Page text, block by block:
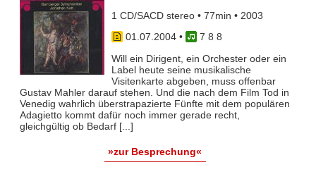
1 CD/SACD stereo • 77min • 2003
01.07.2004•
7 8 8
Will ein Dirigent, ein Orchester oder ein
Label heute seine musikalische
Visitenkarte abgeben, muss offenbar
Gustav Mahler darauf stehen. Und die nach dem Film Tod in
Venedig wahrlich überstrapazierte Fünfte mit dem populären
Adagietto kommt dafür noch immer gerade recht,
gleichgültig ob Bedarf [...]
»zur Besprechung«